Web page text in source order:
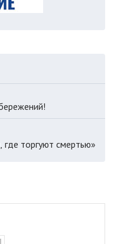
торгуют смертью»